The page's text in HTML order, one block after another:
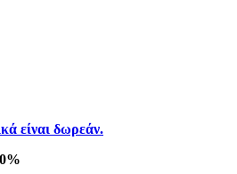
είναι δωρεάν.